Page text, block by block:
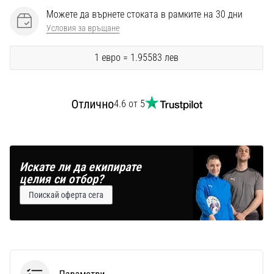
Можете да върнете стоката в рамките на 30 дни
Условия за връщане
1 евро = 1.95583 лев
Отлично4.6 от 5
Искате ли да екипирате
целия си отбор?
Поискай оферта сега